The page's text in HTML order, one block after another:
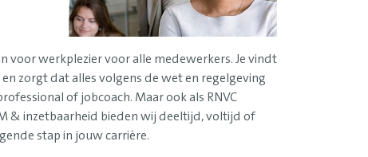
voor werkplezier voor alle medewerkers. Je vindt
zorgt dat alles volgens de wet en regelgeving
of jobcoach. Maar ook als RNVC
& inzetbaarheid bieden wij deeltijd, voltijd of
stap in jouw carrière.